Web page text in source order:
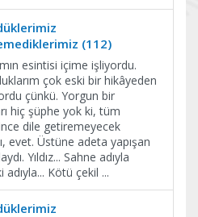
(112)
esintisi içime işliyordu.
çok eski bir hikâyeden
çünkü. Yorgun bir
hiç şüphe yok ki, tüm
dile getiremeyecek
evet. Üstüne adeta yapışan
Yıldız... Sahne adıyla
adıyla... Kötü çekil ...